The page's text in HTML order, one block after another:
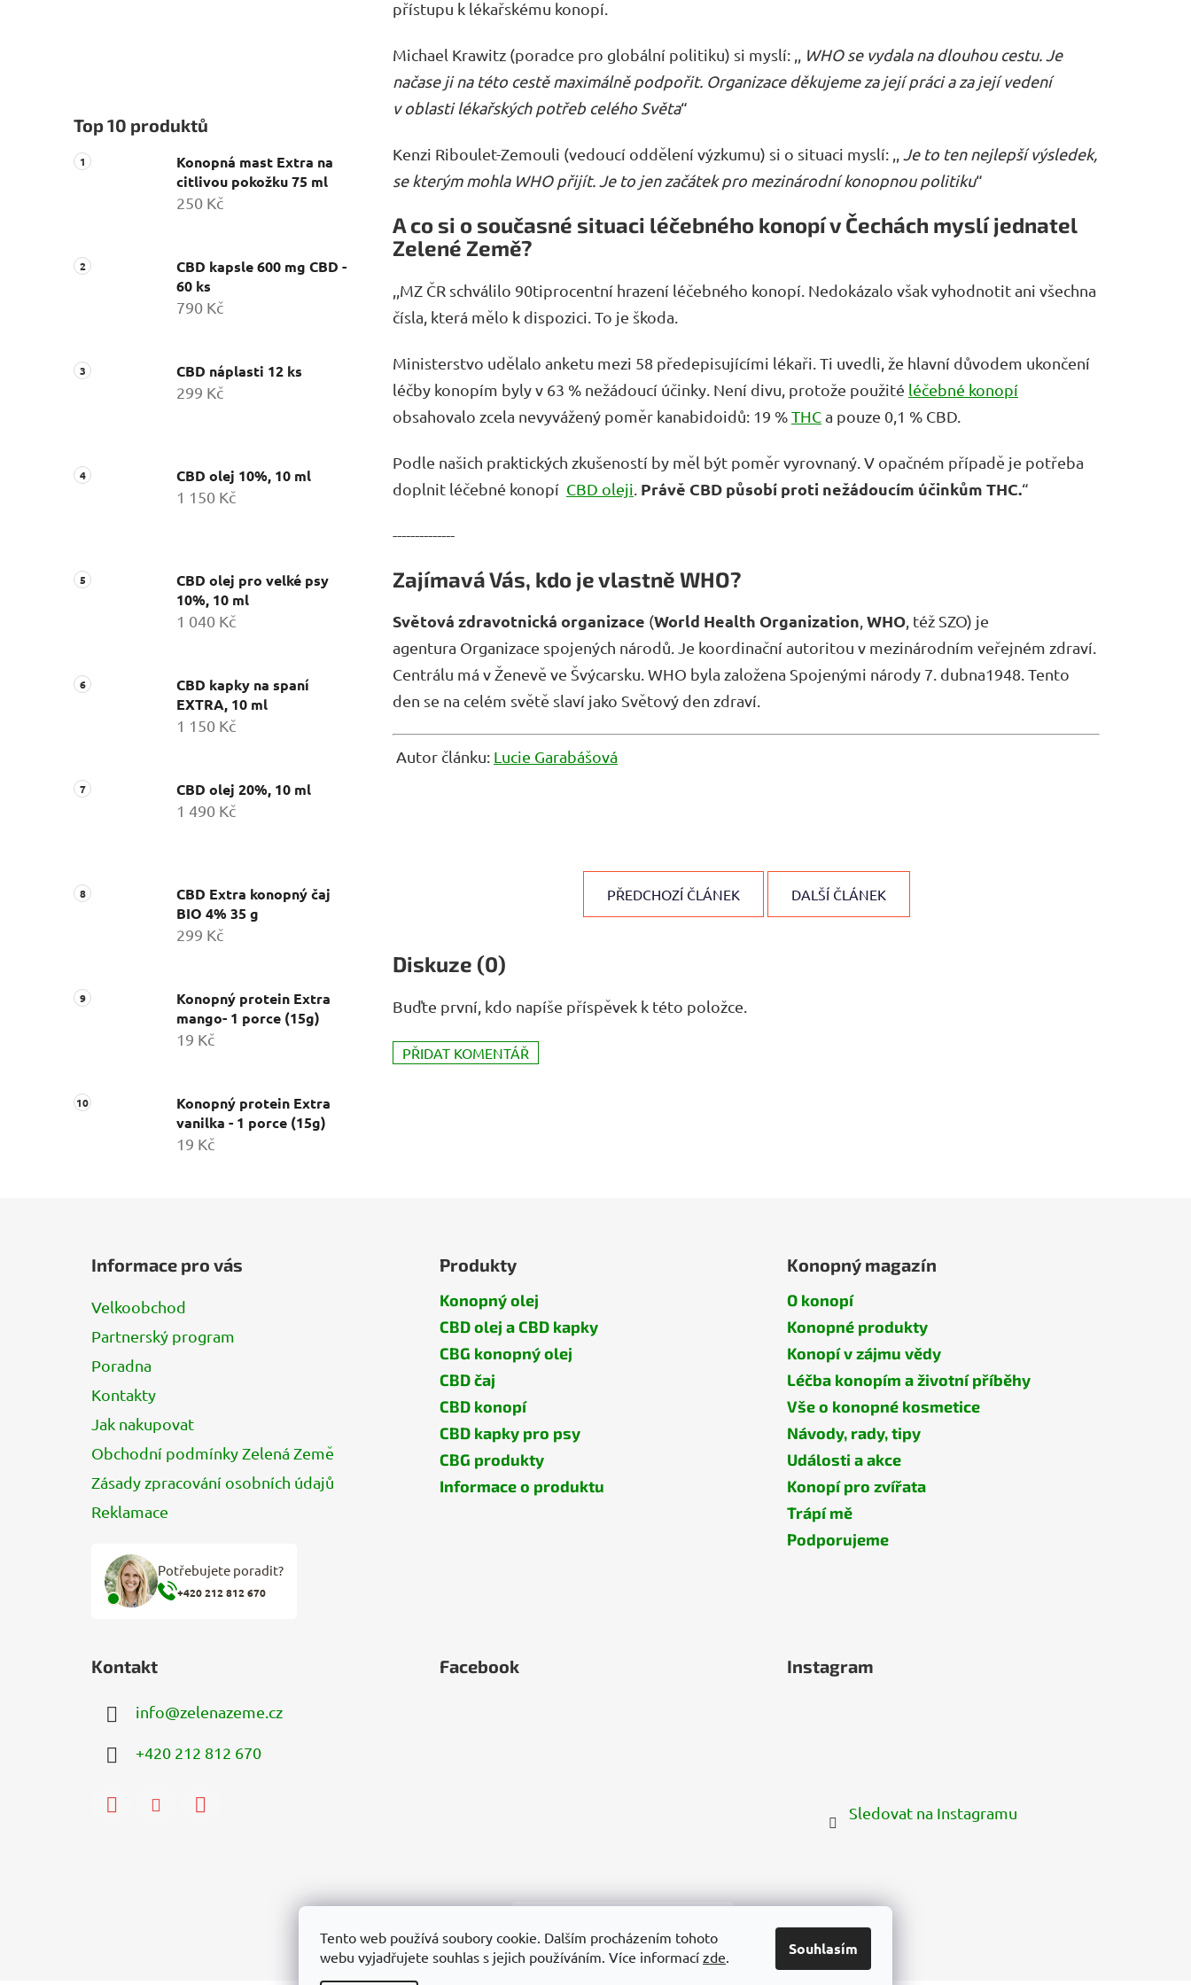
Tento web používá soubory cookie. Dalším procházením tohoto
webu vyjadřujete souhlas s jejich používáním. Více informací zde. Souhlasím
Top 10 produktů
Konopná mast Extra na
citlivou pokožku 75 ml
250 Kč
CBD kapsle 600 mg CBD -
60 ks
790 Kč
CBD náplasti 12 ks
299 Kč
CBD olej 10%, 10 ml
1 150 Kč
CBD olej pro velké psy
10%, 10 ml
1 040 Kč
CBD kapky na spaní
EXTRA, 10 ml
1 150 Kč
CBD olej 20%, 10 ml
1 490 Kč
CBD Extra konopný čaj
BIO 4% 35 g
299 Kč
Konopný protein Extra
mango- 1 porce (15g)
19 Kč
Konopný protein Extra
vanilka - 1 porce (15g)
19 Kč
přístupu k lékařskému konopí.
Michael Krawitz (poradce pro globální politiku) si myslí: ,,
WHO se vydala na dlouhou cestu. Je
načase ji na této cestě maximálně podpořit. Organizace děkujeme za její práci a za její vedení
v oblasti lékařských potřeb celého Světa“
Kenzi Riboulet-Zemouli (vedoucí oddělení výzkumu) si o situaci myslí: ,,
Je to ten nejlepší výsledek,
se kterým mohla WHO přijít. Je to jen začátek pro mezinárodní konopnou politiku“
A co si o současné situaci léčebného konopí v Čechách myslí jednatel
Zelené Země?
,,MZ ČR schválilo 90tiprocentní hrazení léčebného konopí. Nedokázalo však vyhodnotit ani všechna
čísla, která mělo k dispozici. To je škoda.
Ministerstvo udělalo anketu mezi 58 předepisujícími lékaři. Ti uvedli, že hlavní důvodem ukončení
léčby konopím byly v 63 % nežádoucí účinky. Není divu, protože použité léčebné konopí
obsahovalo zcela nevyvážený poměr kanabidoidů: 19 %THCa pouze 0,1 % CBD.
Podle našich praktických zkušeností by měl být poměr vyrovnaný. V opačném případě je potřeba
doplnit léčebné konopí CBD oleji Právě CBD působí proti nežádoucím účinkům THC.“
--------------
Zajímavá Vás, kdo je vlastně WHO?
Světová zdravotnická organizace (World Health Organization,WHO, též SZO) je
agentura Organizace spojených národů. Je koordinační autoritou v mezinárodním veřejném zdraví.
Centrálu má v Ženevě ve Švýcarsku. WHO byla založena Spojenými národy 7. dubna1948. Tento
den se na celém světě slaví jako Světový den zdraví.
Autor článku: Lucie Garabášová
PŘEDCHOZÍ ČLÁNEK DALŠÍ ČLÁNEK
Diskuze (0)
Buďte první, kdo napíše příspěvek k této položce.
PŘIDAT KOMENTÁŘ
Informace pro vás
Velkoobchod
Partnerský program
Poradna
Kontakty
Jak nakupovat
Obchodní podmínky Zelená Země
Zásady zpracování osobních údajů
Reklamace
Potřebujete poradit?
+420 212 812 670
Produkty
Konopný olej
CBD olej a CBD kapky
CBG konopný olej
CBD čaj
CBD konopí
CBD kapky pro psy
CBG produkty
Informace o produktu
Konopný magazín
O konopí
Konopné produkty
Konopí v zájmu vědy
Léčba konopím a životní příběhy
Vše o konopné kosmetice
Návody, rady, tipy
Události a akce
Konopí pro zvířata
Trápí mě
Podporujeme
Kontakt
info@zelenazeme.cz
+420 212 812 670
Facebook Instagram
Sledovat na Instagramu